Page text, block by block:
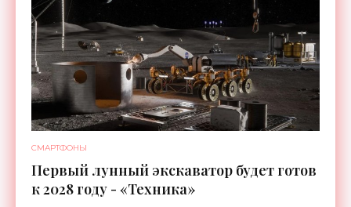
СМАРТФОНЫ
Первый лунный экскаватор будет готов
к 2028 году - «Техника»